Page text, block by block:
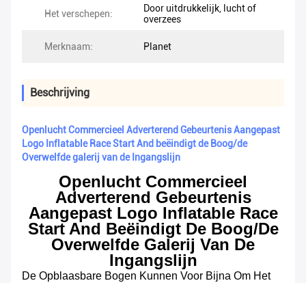
Het verschepen:
Door uitdrukkelijk, lucht of
overzees
Merknaam: Planet
Beschrijving
Openlucht Commercieel Adverterend Gebeurtenis Aangepast
Logo Inflatable Race Start And beëindigt de Boog/de
Overwelfde galerij van de Ingangslijn
Openlucht Commercieel
Adverterend Gebeurtenis
Aangepast Logo Inflatable Race
Start And Beëindigt De Boog/de
Overwelfde Galerij Van De
Ingangslijn
De Opblaasbare Bogen Kunnen Voor Bijna Om Het